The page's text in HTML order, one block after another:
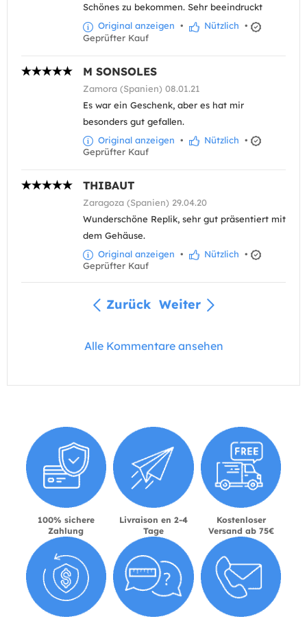
Schönes zu bekommen. Sehr beeindruckt
Original anzeigen • Nützlich •
Geprüfter Kauf
M SONSOLES
Zamora (Spanien) 08.01.21
Es war ein Geschenk, aber es hat mir
besonders gut gefallen.
Original anzeigen • Nützlich •
Geprüfter Kauf
THIBAUT
Zaragoza (Spanien) 29.04.20
Wunderschöne Replik, sehr gut präsentiert mit
dem Gehäuse.
Original anzeigen • Nützlich •
Geprüfter Kauf
Zurück Weiter
Alle Kommentare ansehen
100% sichere
Zahlung
Livraison en 2-4
Tage
Kostenloser
Versand ab 75€